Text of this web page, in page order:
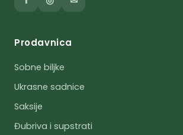
Prodavnica
Sobne biljke
Ukrasne sadnice
Saksije
Đubriva i supstrati